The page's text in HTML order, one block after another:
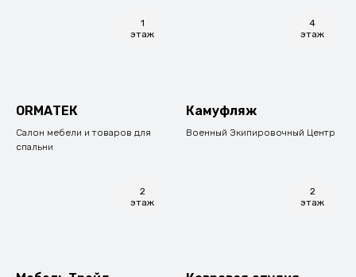
1
этаж
ОRМАТЕК
Салон мебели и товаров для
спальни
4
этаж
Камуфляж
Военный Экипировочный Центр
2
этаж
2
этаж